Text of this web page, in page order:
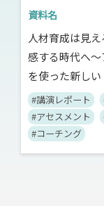
資料名
人材育成は見
感する時代へ
を使った新し
#講演レポート
#アセスメント
#コーチング